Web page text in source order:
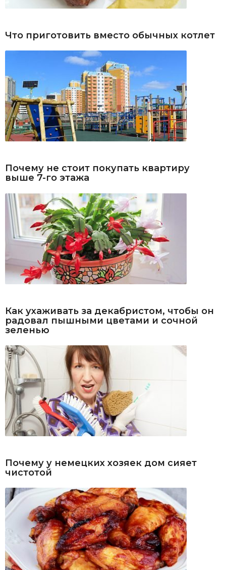
Что приготовить вместо обычных котлет
Почему не стоит покупать квартиру
выше 7-го этажа
Как ухаживать за декабристом, чтобы он
радовал пышными цветами и сочной
зеленью
Почему у немецких хозяек дом сияет
чистотой